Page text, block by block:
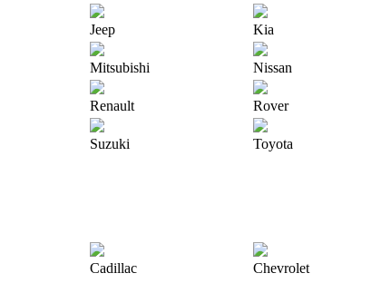
Jeep Kia
Mitsubishi Nissan
Renault Rover
Suzuki Toyota
Cadillac Chevrolet